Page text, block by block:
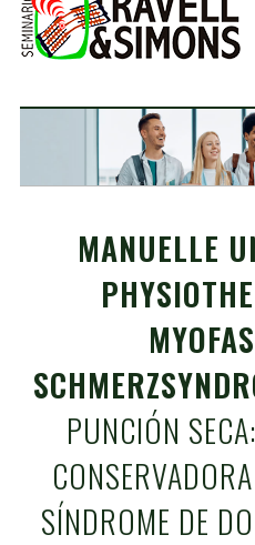
MANUELLE
PUNCIÓN
SÍNDROME DE